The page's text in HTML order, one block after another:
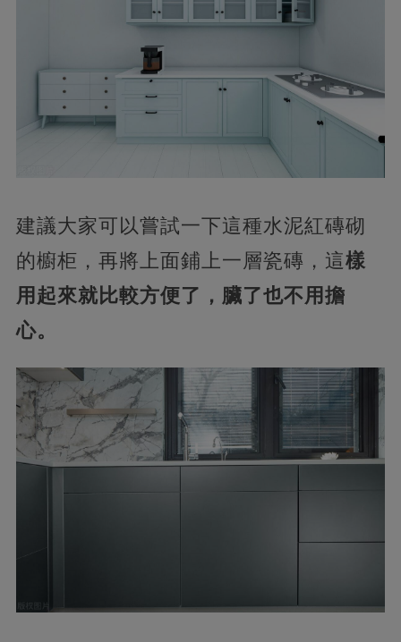
建議大家可以嘗試一下這種水泥紅磚砌
的櫥柜，再將上面鋪上一層瓷磚，這樣
用起來就比較方便了，臟了也不用擔
心。